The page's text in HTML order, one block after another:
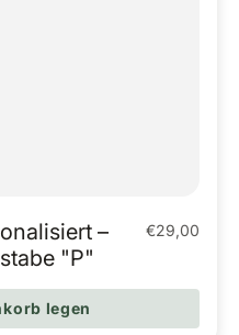
–
"P"
€29,00
legen